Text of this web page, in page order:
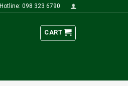
Hotline: 098 323 6790
CART